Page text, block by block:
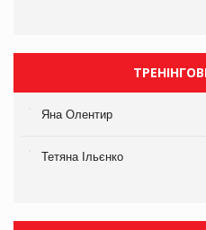
Яна Олентир
Тетяна Ільєнко